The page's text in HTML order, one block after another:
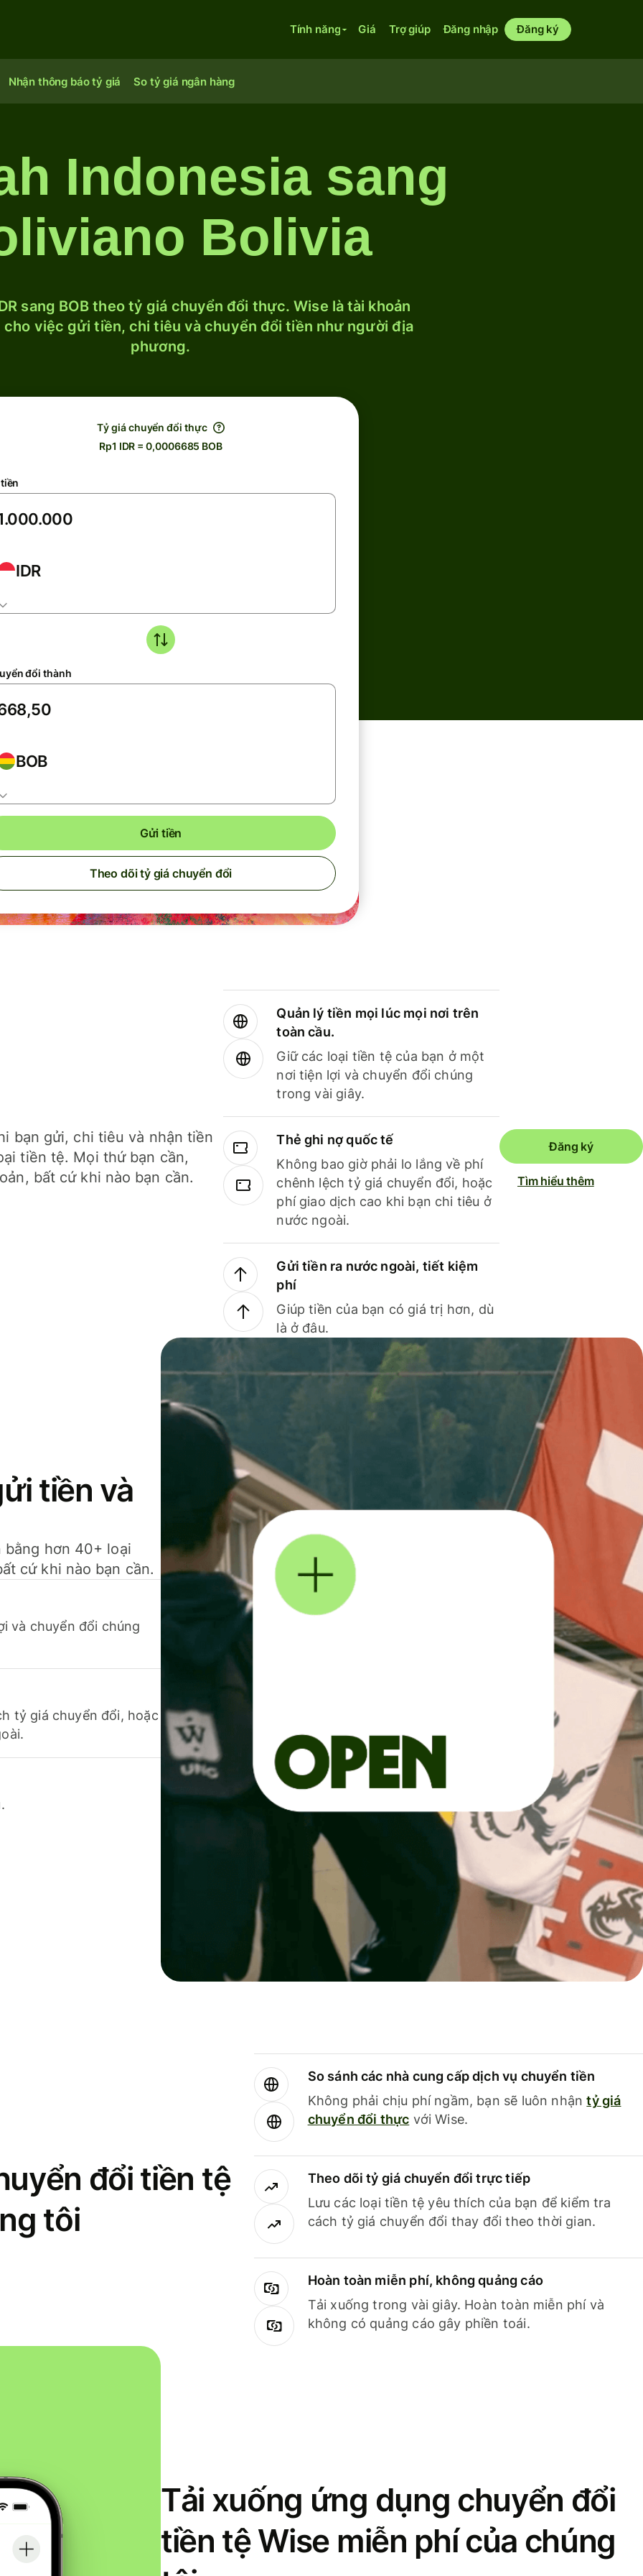
Tính năng Giá Trợ giúp Đăng nhập Đăng ký
Nhận thông báo tỷ giá So tỷ giá ngân hàng
Indonesia sang
Bolivia
sang BOB theo tỷ giá chuyển đổi thực. Wise là tài khoản
việc gửi tiền, chi tiêu và chuyển đổi tiền như người địa
phương.
Tỷ giá chuyển đổi thực
Rp1 IDR = 0,0006685 BOB
IDR
đổi thành
BOB
Gửi tiền
Theo dõi tỷ giá chuyển đổi
bạn gửi, chi tiêu và nhận tiền
tiền tệ. Mọi thứ bạn cần,
bất cứ khi nào bạn cần.
Quản lý tiền mọi lúc mọi nơi trên
toàn cầu.
Giữ các loại tiền tệ của bạn ở một
nơi tiện lợi và chuyển đổi chúng
trong vài giây.
Thẻ ghi nợ quốc tế
Không bao giờ phải lo lắng về phí
chênh lệch tỷ giá chuyển đổi, hoặc
phí giao dịch cao khi bạn chi tiêu ở
nước ngoài.
Gửi tiền ra nước ngoài, tiết kiệm
phí
Giúp tiền của bạn có giá trị hơn, dù
là ở đâu.
Đăng ký
Tìm hiểu thêm
tiền và
hơn 40+ loại
cứ khi nào bạn cần.
và chuyển đổi chúng
tỷ giá chuyển đổi, hoặc
đổi tiền tệ
tôi
So sánh các nhà cung cấp dịch vụ chuyển tiền
Không phải chịu phí ngầm, bạn sẽ luôn nhậntỷ giá
chuyển đổi thực với Wise.
Theo dõi tỷ giá chuyển đổi trực tiếp
Lưu các loại tiền tệ yêu thích của bạn để kiểm tra
cách tỷ giá chuyển đổi thay đổi theo thời gian.
Hoàn toàn miễn phí, không quảng cáo
Tải xuống trong vài giây. Hoàn toàn miễn phí và
không có quảng cáo gây phiền toái.
Tải xuống ứng dụng chuyển đổi
tiền tệ Wise miễn phí của chúng